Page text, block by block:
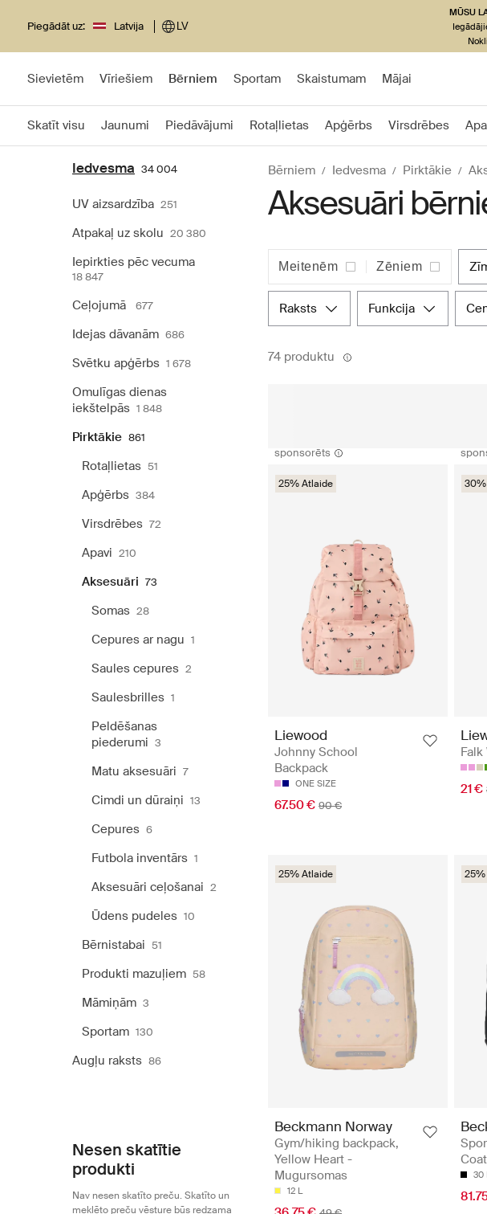
Piegādāt uz: Latvija LV
MŪSU
Sievietēm Vīriešiem Bērniem Sportam Skaistumam Mājai
Skatīt visu Jaunumi Piedāvājumi Rotaļlietas Apģērbs Virsdrēbes
Iedvesma 34 004
UV aizsardzība 251
Atpakaļ uz skolu 20 380
Iepirkties pēc vecuma
18 847
Ceļojumā 677
Idejas dāvanām 686
Svētku apģērbs 1 678
Omulīgas dienas
iekštelpās 1 848
Pirktākie 861
Rotaļlietas 51
Apģērbs 384
Virsdrēbes 72
Apavi 210
Aksesuāri 73
Somas 28
Cepures ar nagu 1
Saules cepures 2
Saulesbrilles 1
Peldēšanas
piederumi 3
Matu aksesuāri 7
Cimdi un dūraiņi 13
Cepures 6
Futbola inventārs 1
Aksesuāri ceļošanai 2
Ūdens pudeles 10
Bērnistabai 51
Produkti mazuļiem 58
Māmiņām 3
Sportam 130
Augļu raksts 86
Nesen skatītie
produkti
Nav nesen skatīto preču. Skatīto un
meklēto preču vēsture būs redzama
Bērniem Iedvesma Pirktākie
Aksesuāri
Meitenēm Zēniem
raksts funkcija
74 produktu
sponsorēts
25% Atlaide
Liewood
Johnny School
Backpack
ONE SIZE
67.50 € 90 €
21 €
25% Atlaide
Beckmann Norway
Gym/hiking backpack,
Yellow Heart -
Mugursomas
12 L
30